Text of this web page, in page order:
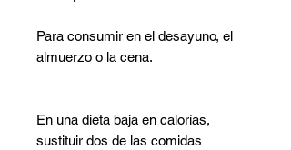
Para consumir en el desayuno, el
almuerzo o la cena.
En una dieta baja en calorías,
sustituir dos de las comidas